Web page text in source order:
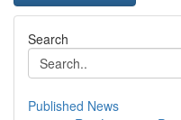
Search
Published News